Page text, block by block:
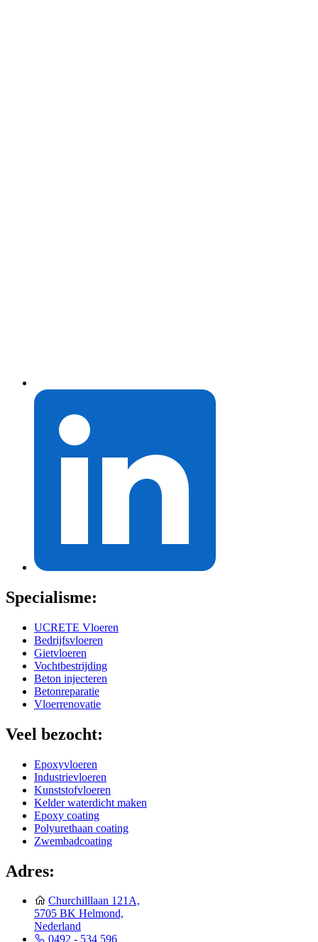
Specialisme:
UCRETE Vloeren
Bedrijfsvloeren
Gietvloeren
Vochtbestrijding
Beton injecteren
Betonreparatie
Vloerrenovatie
Veel bezocht:
Epoxyvloeren
Industrievloeren
Kunststofvloeren
Kelder waterdicht maken
Epoxy coating
Polyurethaan coating
Zwembadcoating
Adres:
Churchilllaan 121A,
5705 BK Helmond,
Nederland
0492 - 534 596